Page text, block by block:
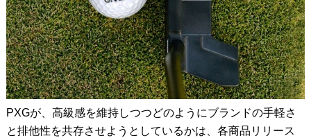
PXGが、高級感を維持しつつどのようにブランドの手軽さ
と排他性を共存させようとしているかは、各商品リリース